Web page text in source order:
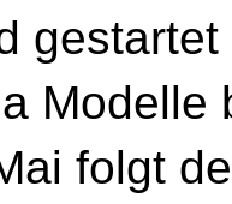
Modelle
folgt